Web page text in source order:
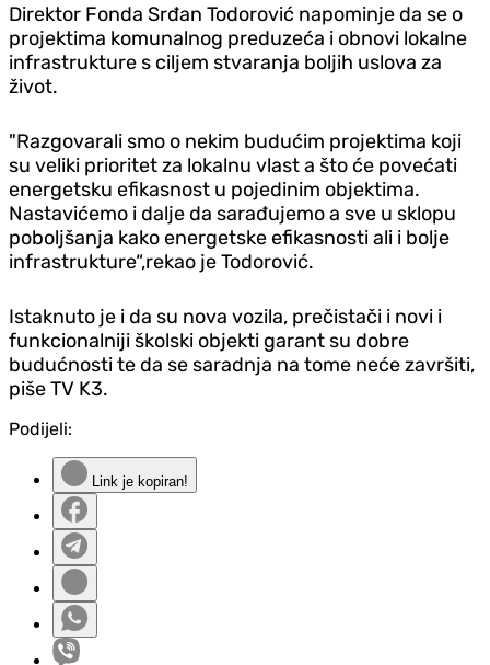
Direktor Fonda Srđan Todorović napominje da se o
projektima komunalnog preduzeća i obnovi lokalne
infrastrukture s ciljem stvaranja boljih uslova za
život.
"Razgovarali smo o nekim budućim projektima koji
su veliki prioritet za lokalnu vlast a što će povećati
energetsku efikasnost u pojedinim objektima.
Nastavićemo i dalje da sarađujemo a sve u sklopu
poboljšanja kako energetske efikasnosti ali i bolje
infrastrukture“,rekao je Todorović.
Istaknuto je i da su nova vozila, prečistači i novi i
funkcionalniji školski objekti garant su dobre
budućnosti te da se saradnja na tome neće završiti,
piše TV K3.
Podijeli:
Link je kopiran!